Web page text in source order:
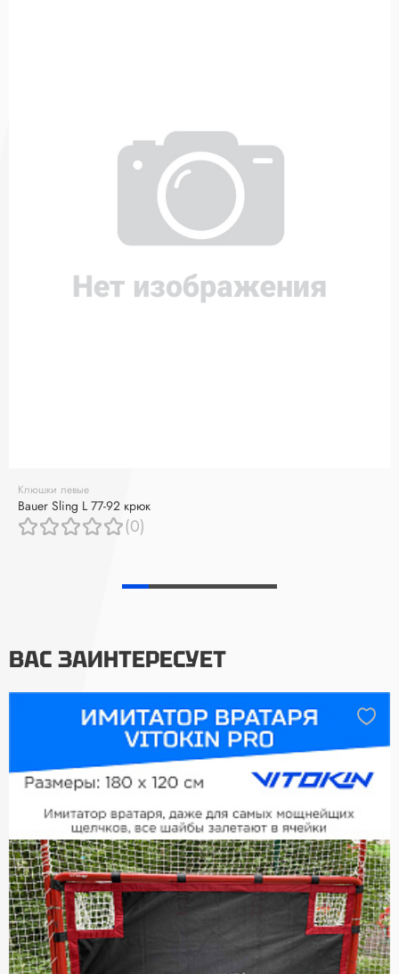
Клюшки левые
Bauer Sling L 77-92 крюк
(0)
ВАС ЗАИНТЕРЕСУЕТ